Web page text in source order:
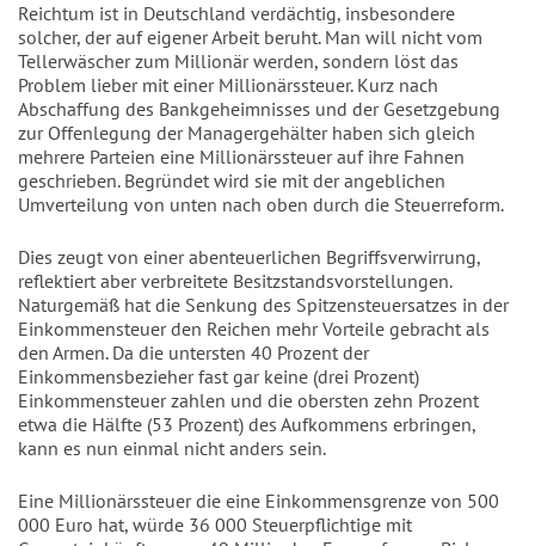
Reichtum ist in Deutschland verdächtig, insbesondere
solcher, der auf eigener Arbeit beruht. Man will nicht vom
Tellerwäscher zum Millionär werden, sondern löst das
Problem lieber mit einer Millionärssteuer. Kurz nach
Abschaffung des Bankgeheimnisses und der Gesetzgebung
zur Offenlegung der Managergehälter haben sich gleich
mehrere Parteien eine Millionärssteuer auf ihre Fahnen
geschrieben. Begründet wird sie mit der angeblichen
Umverteilung von unten nach oben durch die Steuerreform.
Dies zeugt von einer abenteuerlichen Begriffsverwirrung,
reflektiert aber verbreitete Besitzstandsvorstellungen.
Naturgemäß hat die Senkung des Spitzensteuersatzes in der
Einkommensteuer den Reichen mehr Vorteile gebracht als
den Armen. Da die untersten 40 Prozent der
Einkommensbezieher fast gar keine (drei Prozent)
Einkommensteuer zahlen und die obersten zehn Prozent
etwa die Hälfte (53 Prozent) des Aufkommens erbringen,
kann es nun einmal nicht anders sein.
Eine Millionärssteuer die eine Einkommensgrenze von 500
000 Euro hat, würde 36 000 Steuerpflichtige mit